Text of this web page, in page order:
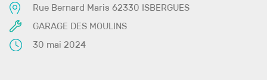
Rue Bernard Maris 62330 ISBERGUES
GARAGE DES MOULINS
30 mai 2024